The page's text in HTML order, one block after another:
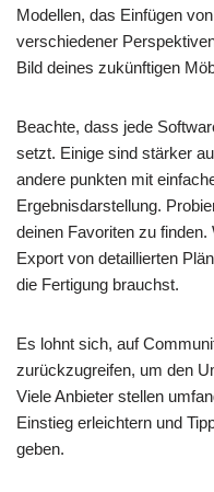
Modellen, das Einfügen
verschiedener
Bild deines zukünftigen
Beachte, dass jede
setzt. Einige sind stärker
andere punkten mit
Ergebnisdarstellung.
deinen Favoriten zu
Export von detaillierten
die Fertigung brauchst.
Es lohnt sich, auf
zurückzugreifen, um den
Viele Anbieter stellen
Einstieg erleichtern und
geben.